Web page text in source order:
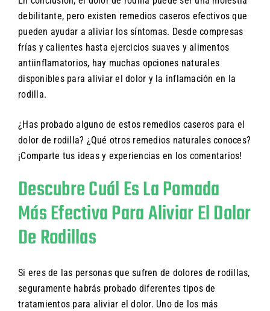
debilitante, pero existen remedios caseros efectivos que
pueden ayudar a aliviar los síntomas. Desde compresas
frías y calientes hasta ejercicios suaves y alimentos
antiinflamatorios, hay muchas opciones naturales
disponibles para aliviar el dolor y la inflamación en la
rodilla.
¿Has probado alguno de estos remedios caseros para el
dolor de rodilla? ¿Qué otros remedios naturales conoces?
¡Comparte tus ideas y experiencias en los comentarios!
Descubre Cuál Es La Pomada
Más Efectiva Para Aliviar El Dolor
De Rodillas
Si eres de las personas que sufren de dolores de rodillas,
seguramente habrás probado diferentes tipos de
tratamientos para aliviar el dolor. Uno de los más